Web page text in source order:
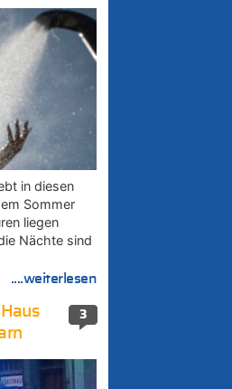
in diesen
Sommer
liegen
Nächte sind
....weiterlesen
3